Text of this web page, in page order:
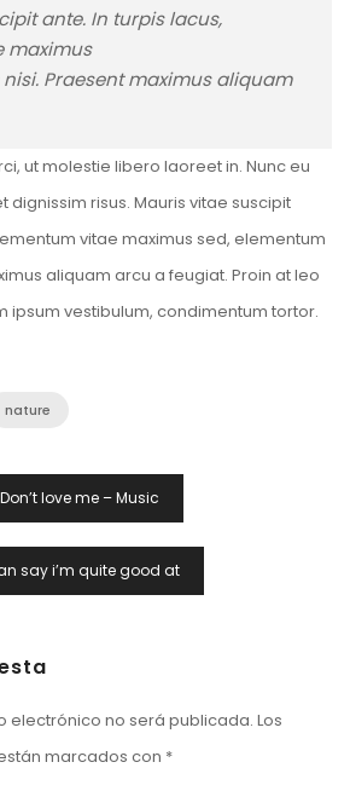
ante. In turpis lacus,
maximus
Praesent maximus aliquam
ut molestie libero laoreet in. Nunc eu
dignissim risus. Mauris vitae suscipit
vitae maximus sed, elementum
aliquam arcu a feugiat. Proin at leo
ipsum vestibulum, condimentum tortor.
nature
Don’t love me – Music
say i’m quite good at
electrónico no será publicada. Los
marcados con *